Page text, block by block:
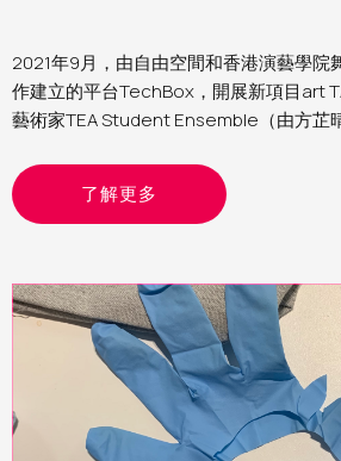
2021年9月，由自由空間和香港演藝學院
作建立的平台TechBox，開展新項目art
藝術家TEA Student Ensemble（由方芷
和再創作他們的作品，讓觀眾即席體驗和
合藝術與媒體技術。
了解更多